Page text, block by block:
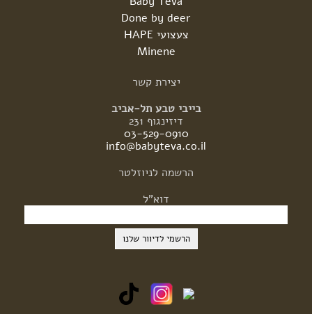
Done by deer
צעצועי HAPE
Minene
יצירת קשר
בייבי טבע תל-אביב
דיזינגוף 231
03-529-0910
info@babyteva.co.il
הרשמה לניוזלטר
דוא"ל